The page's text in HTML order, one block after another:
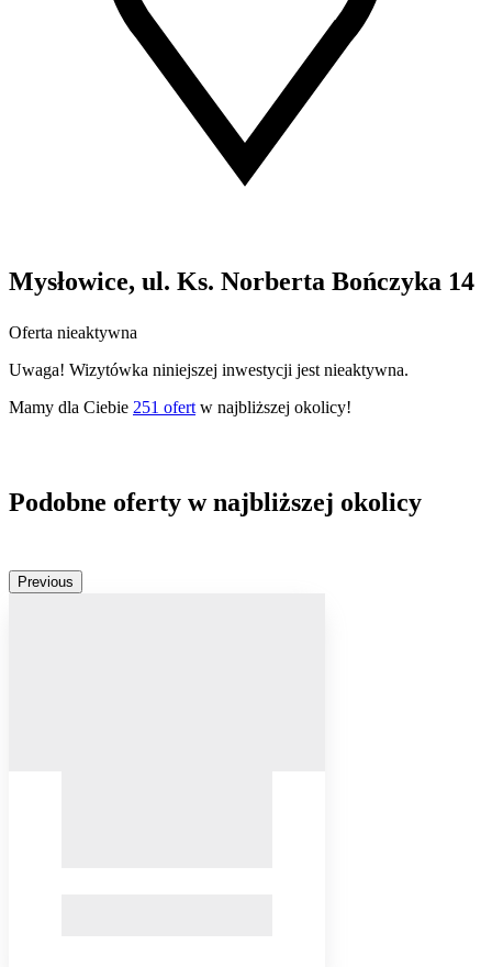
Mysłowice, ul. Ks. Norberta Bończyka 14
Oferta nieaktywna
Uwaga! Wizytówka niniejszej inwestycji jest nieaktywna.
Mamy dla Ciebie 251 ofert w najbliższej okolicy!
Podobne oferty w najbliższej okolicy
Previous